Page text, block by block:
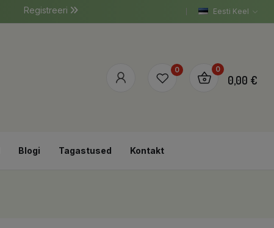
Eesti Keel
Registreeri
0 0
0,00 €
Blogi Tagastused Kontakt